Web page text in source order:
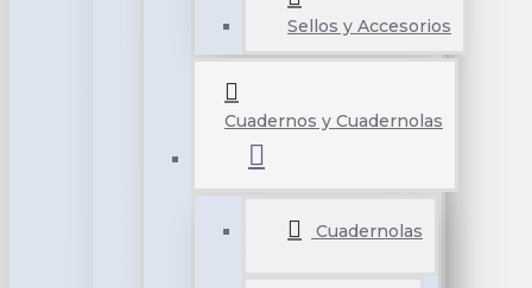
Sellos y Accesorios
Cuadernos y Cuadernolas
Cuadernolas